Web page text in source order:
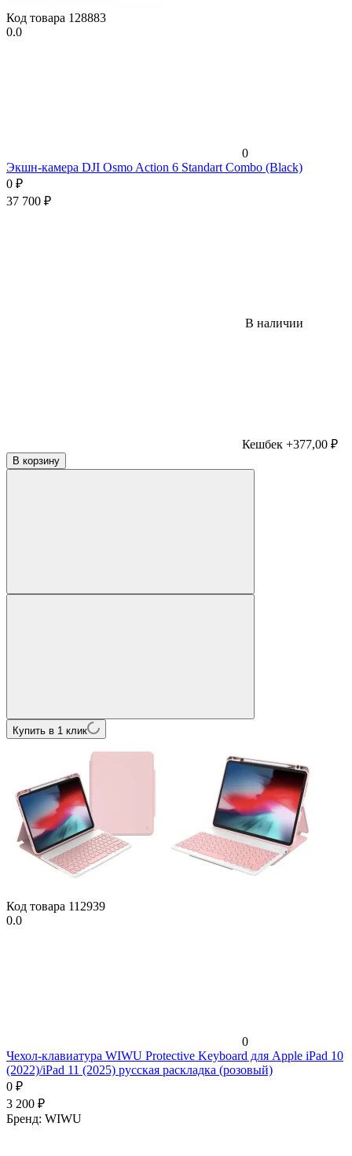
Код товара 128883
0.0
0
Экшн-камера DJI Osmo Action 6 Standart Combo (Black)
0 ₽
37 700 ₽
В наличии
Кешбек +377,00 ₽
В корзину
Купить в 1 клик
Код товара 112939
0.0
0
Чехол-клавиатура WIWU Protective Keyboard для Apple iPad 10
(2022)/iPad 11 (2025) русская раскладка (розовый)
0 ₽
3 200 ₽
Бренд: WIWU